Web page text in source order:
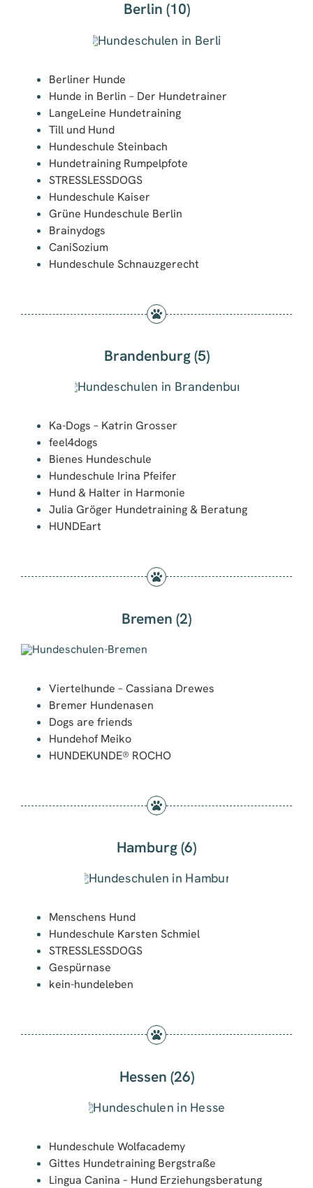
Berlin (10)
Berliner Hunde
Hunde in Berlin – Der Hundetrainer
LangeLeine Hundetraining
Till und Hund
Hundeschule Steinbach
Hundetraining Rumpelpfote
STRESSLESSDOGS
Hundeschule Kaiser
Grüne Hundeschule Berlin
Brainydogs
CaniSozium
Hundeschule Schnauzgerecht
Brandenburg (5)
Ka-Dogs – Katrin Grosser
feel4dogs
Bienes Hundeschule
Hundeschule Irina Pfeifer
Hund & Halter in Harmonie
Julia Gröger Hundetraining & Beratung
HUNDEart
Bremen (2)
Viertelhunde – Cassiana Drewes
Bremer Hundenasen
Dogs are friends
Hundehof Meiko
HUNDEKUNDE® ROCHO
Hamburg (6)
Menschens Hund
Hundeschule Karsten Schmiel
STRESSLESSDOGS
Gespürnase
kein-hundeleben
Hessen (26)
Hundeschule Wolfacademy
Gittes Hundetraining Bergstraße
Lingua Canina – Hund Erziehungsberatung